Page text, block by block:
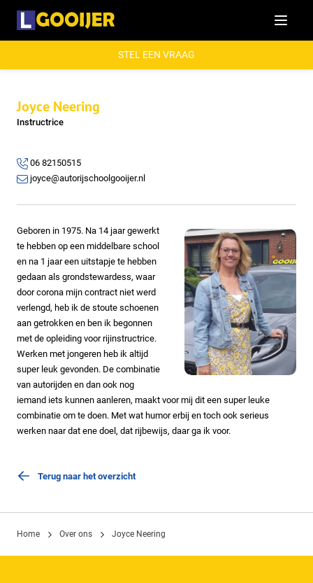
Menu
STEL EEN VRAAG
Joyce Neering
Instructrice
06 82150515
joyce@autorijschoolgooijer.nl
Geboren in 1975. Na 14 jaar gewerkt
te hebben op een middelbare school
en na 1 jaar een uitstapje te hebben
gedaan als grondstewardess, waar
door corona mijn contract niet werd
verlengd, heb ik de stoute schoenen
aan getrokken en ben ik begonnen
met de opleiding voor rijinstructrice.
Werken met jongeren heb ik altijd
super leuk gevonden. De combinatie
van autorijden en dan ook nog
iemand iets kunnen aanleren, maakt voor mij dit een super leuke
combinatie om te doen. Met wat humor erbij en toch ook serieus
werken naar dat ene doel, dat rijbewijs, daar ga ik voor.
Terug naar het overzicht
Home Over ons Joyce Neering